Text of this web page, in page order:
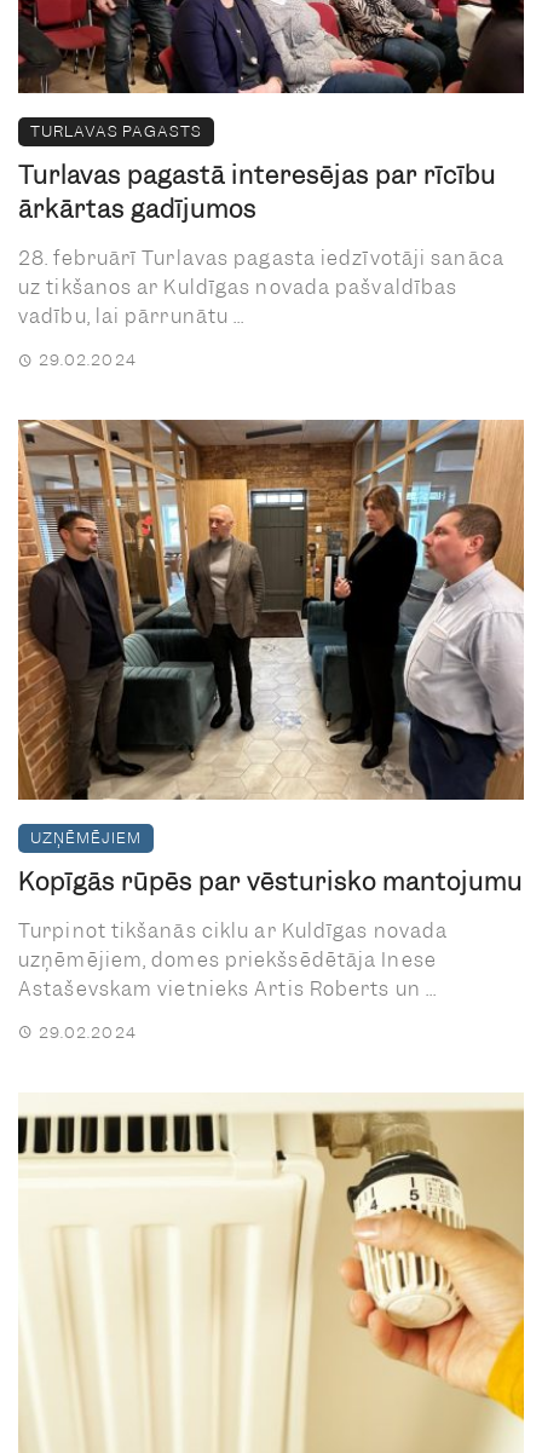
TURLAVAS PAGASTS
Turlavas pagastā interesējas par rīcību
ārkārtas gadījumos
28. februārī Turlavas pagasta iedzīvotāji sanāca
uz tikšanos ar Kuldīgas novada pašvaldības
vadību, lai pārrunātu ...
29.02.2024
UZŅĒMĒJIEM
Kopīgās rūpēs par vēsturisko mantojumu
Turpinot tikšanās ciklu ar Kuldīgas novada
uzņēmējiem, domes priekšsēdētāja Inese
Astaševskam vietnieks Artis Roberts un ...
29.02.2024